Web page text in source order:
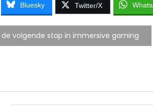
Bluesky Twitter/X
de volgende stap in immersive gaming